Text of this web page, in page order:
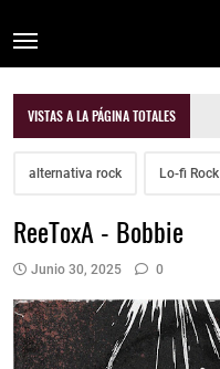
VISTAS A LA PÁGINA TOTALES
alternativa rock Lo-fi Rock
ReeToxA - Bobbie
Junio 30, 2025 0